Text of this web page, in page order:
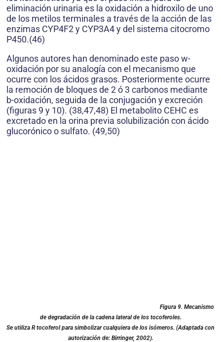
eliminación urinaria es la oxidación a hidroxilo de uno
de los metilos terminales a través de la acción de las
enzimas CYP4F2 y CYP3A4 y del sistema citocromo
P450.(46)
Algunos autores han denominado este paso w-
oxidación por su analogía con el mecanismo que
ocurre con los ácidos grasos. Posteriormente ocurre
la remoción de bloques de 2 ó 3 carbonos mediante
b-oxidación, seguida de la conjugación y excreción
(figuras 9 y 10). (38,47,48) El metabolito CEHC es
excretado en la orina previa solubilización con ácido
glucorónico o sulfato. (49,50)
Figura 9. Mecanismo
de degradación de la cadena lateral de los tocoferoles.
Se utiliza R tocoferol para simbolizar cualquiera de los isómeros. (Adaptada con
autorización de: Birringer, 2002).